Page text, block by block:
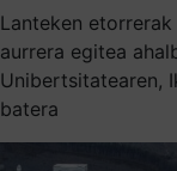
Lanteken
aurrera egitea
Unibertsitatearen,
batera